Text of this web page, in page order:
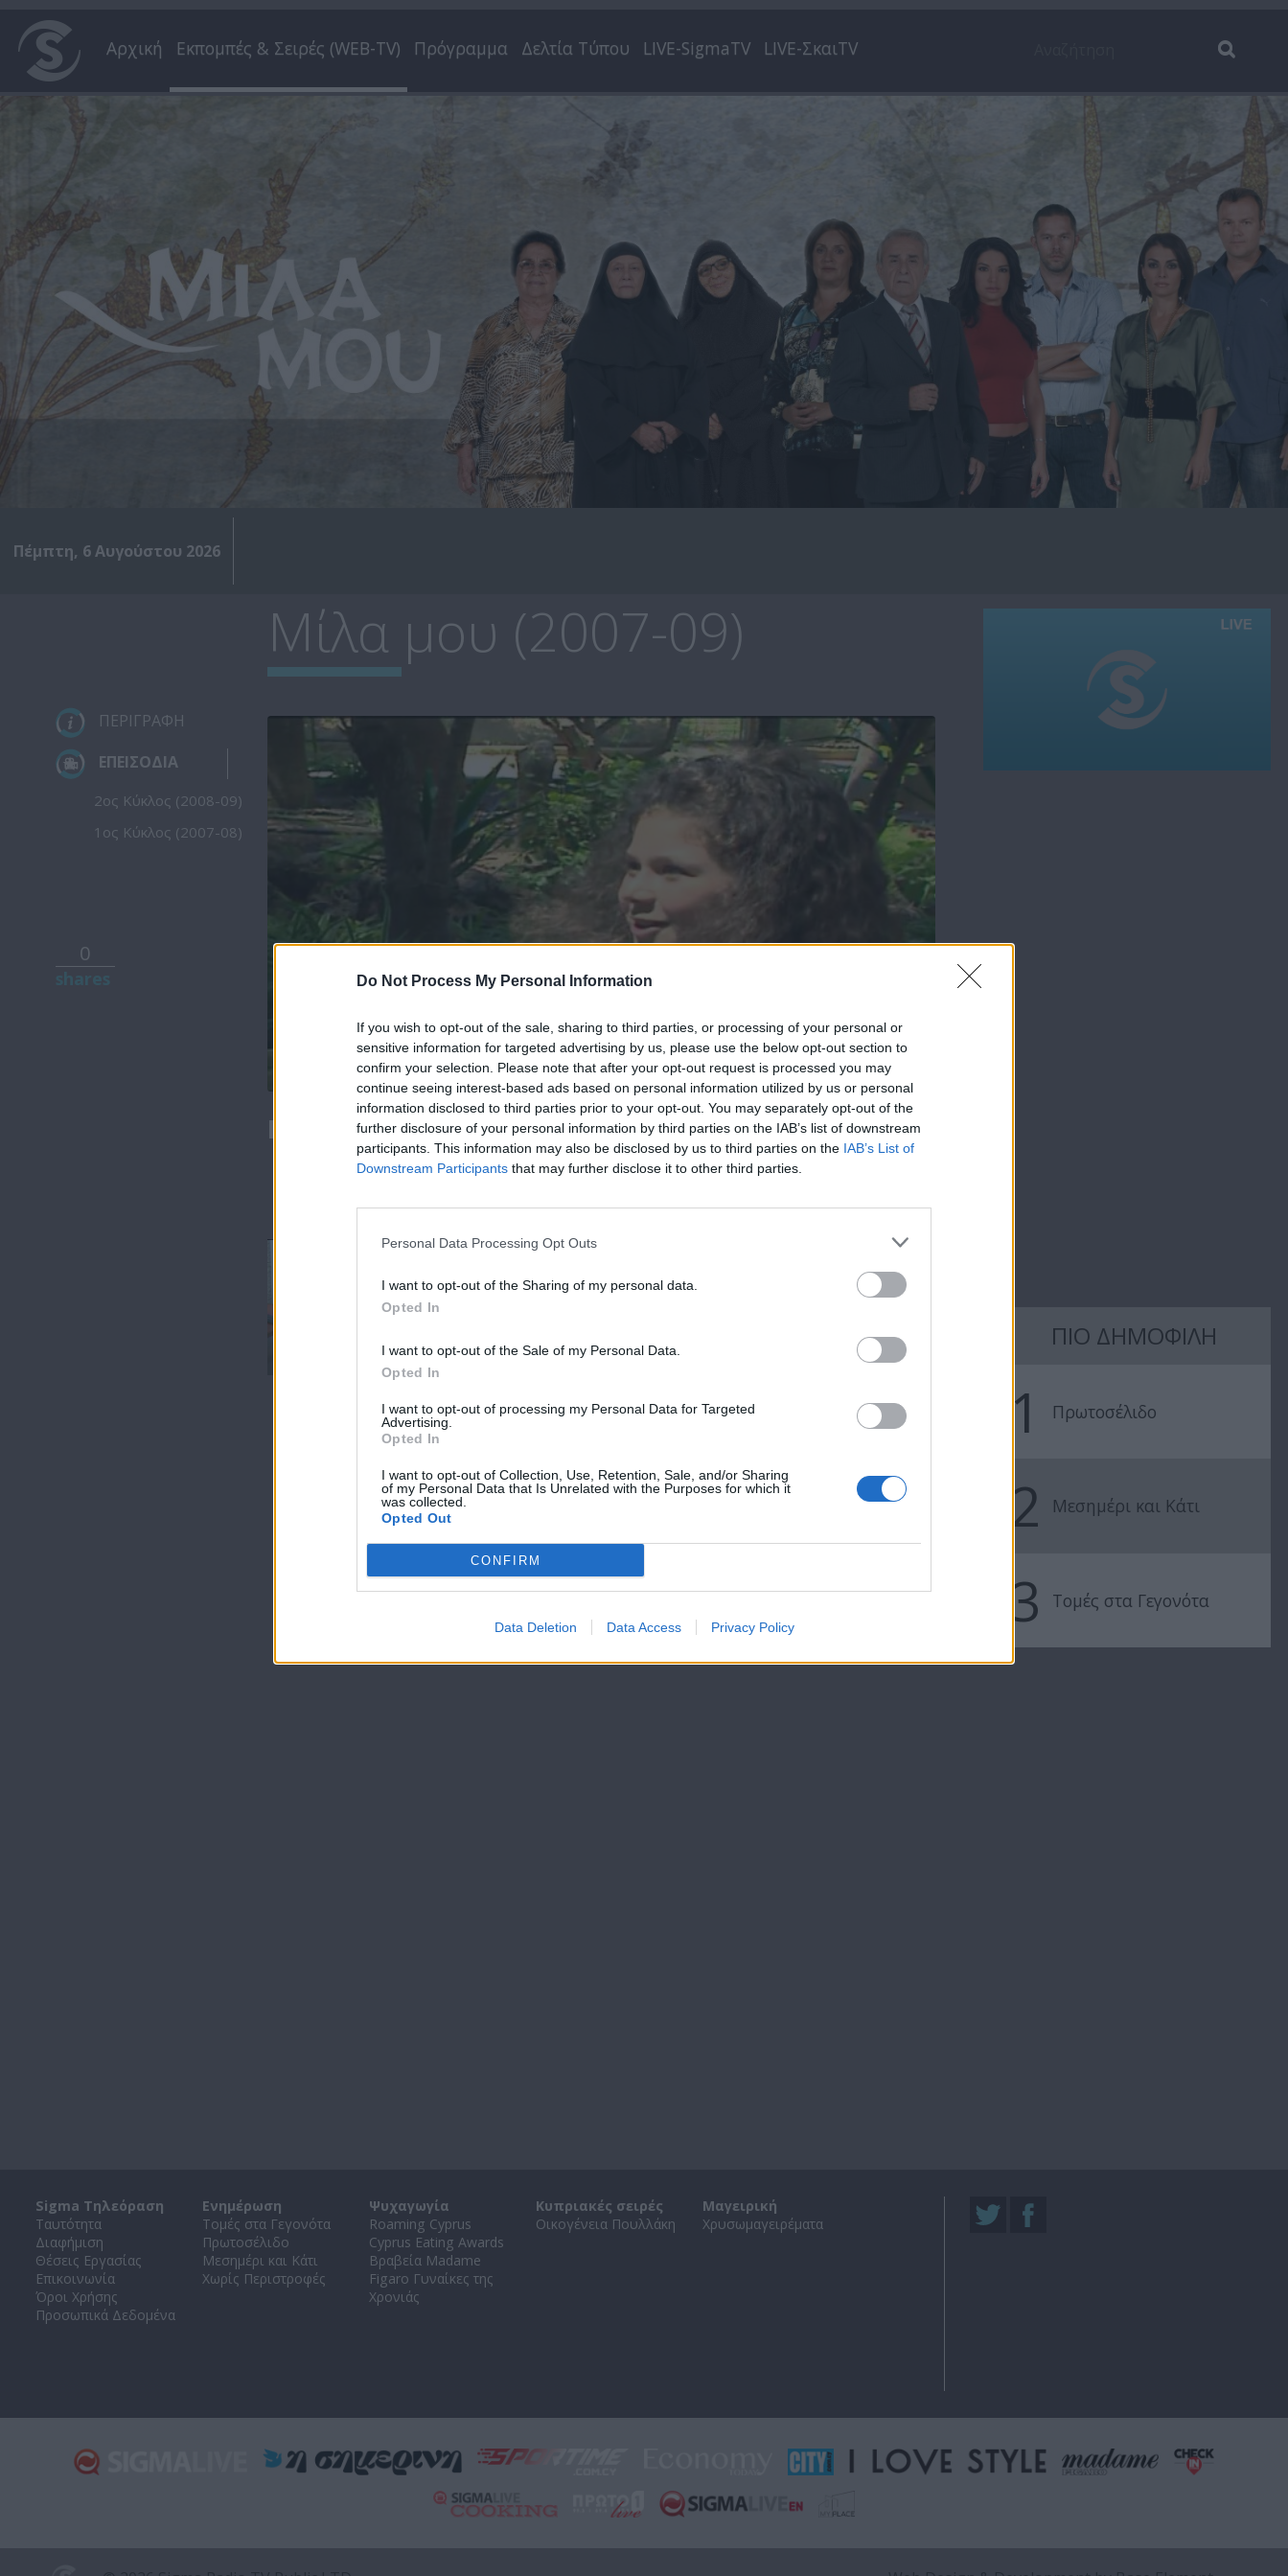
Do Not Process My Personal Information
If you wish to opt-out of the sale, sharing to third parties, or processing of your personal or
sensitive information for targeted advertising by us, please use the below opt-out section to
confirm your selection. Please note that after your opt-out request is processed you may
continue seeing interest-based ads based on personal information utilized by us or personal
information disclosed to third parties prior to your opt-out. You may separately opt-out of the
further disclosure of your personal information by third parties on the IAB’s list of downstream
participants. This information may also be disclosed by us to third parties on the IAB’s List of
Downstream Participants that may further disclose it to other third parties.
Personal Data Processing Opt Outs
I want to opt-out of the Sharing of my personal data.
Opted In
I want to opt-out of the Sale of my Personal Data.
Opted In
I want to opt-out of processing my Personal Data for Targeted
Advertising.
Opted In
I want to opt-out of Collection, Use, Retention, Sale, and/or Sharing
of my Personal Data that Is Unrelated with the Purposes for which it
was collected.
Opted Out
CONFIRM
Data Deletion Data Access Privacy Policy
Αρχική Εκπομπές & Σειρές (WEB-TV) Πρόγραμμα Δελτία Τύπου LIVE-SigmaTV LIVE-ΣκαιTV
Πέμπτη, 6 Αυγούστου 2026
Μίλα μου (2007-09)
ΠΕΡΙΓΡΑΦΗ
ΕΠΕΙΣΟΔΙΑ
2ος Κύκλος (2008-09)
1ος Κύκλος (2007-08)
0
Μίλα μου (1ος κύκλος) επ. 86
Μίλα μου (1ος
92 (Τελευταίο)
κύκλος) επ. 90
Μίλα μου (1ος
κύκλος) επ. 88
Μίλα μου
κύκλος) επ.
ΠΙΟ ΔΗΜΟΦΙΛΗ
1 Πρωτοσέλιδο
2 Μεσημέρι και Κάτι
3 Τομές στα Γεγονότα
Sigma Τηλεόραση
Ταυτότητα
Διαφήμιση
Θέσεις Εργασίας
Επικοινωνία
Όροι Χρήσης
Προσωπικά Δεδομένα
Ενημέρωση
Τομές στα Γεγονότα
Πρωτοσέλιδο
Μεσημέρι και Κάτι
Χωρίς Περιστροφές
Ψυχαγωγία
Roaming Cyprus
Cyprus Eating Awards
Βραβεία Madame
Figaro Γυναίκες της
Χρονιάς
Κυπριακές σειρές
Οικογένεια Πουλλάκη
Μαγειρική
Χρυσωμαγειρέματα